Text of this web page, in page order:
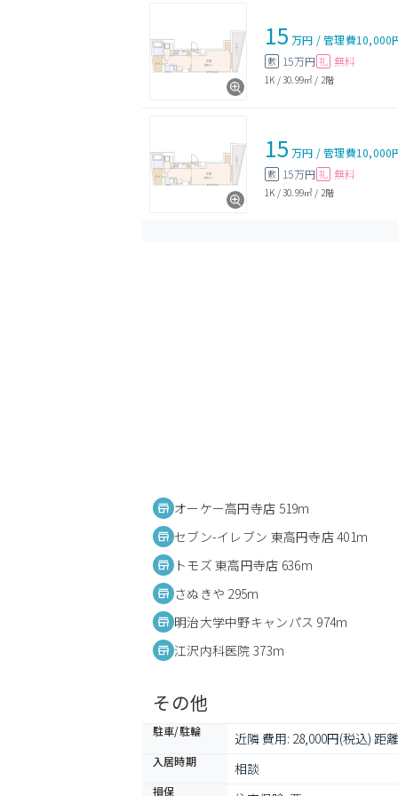
15 万円 /管理費10,000
敷 15万円 礼 無料
1K /30.99㎡ / 2階
15 万円 /管理費10,000
敷 15万円 礼 無料
1K /30.99㎡ / 2階
オーケー高円寺店 519m
セブン-イレブン 東高円寺店 401m
トモズ 東高円寺店 636m
さぬきや 295m
明治大学中野キャンパス 974m
江沢内科医院 373m
その他
駐車/駐輪 近隣 費用: 28,000円(税込) 距
入居時期 相談
損保